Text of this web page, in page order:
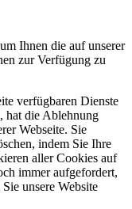
Ihnen die auf unserer
zur Verfügung zu
verfügbaren Dienste
hat die Ablehnung
Webseite. Sie
indem Sie Ihre
aller Cookies auf
immer aufgefordert,
unsere Website